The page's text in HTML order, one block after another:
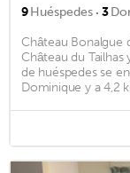
9Huéspedes · 3
Château Bonalgue
Château du Tailhas
de huéspedes se
Dominique y a 4,2